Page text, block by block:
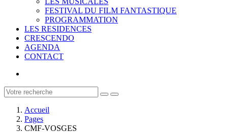
FESTIVAL DU FILM FANTASTIQUE
PROGRAMMATION
LES RESIDENCES
CRESCENDO
AGENDA
CONTACT
Accueil
Pages
CMF-VOSGES